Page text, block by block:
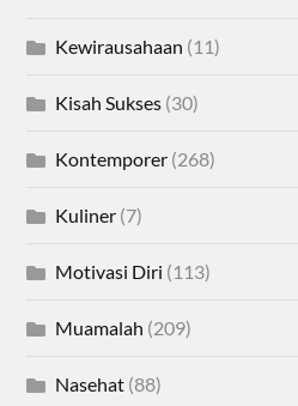
Kewirausahaan (11)
Kisah Sukses (30)
Kontemporer (268)
Kuliner (7)
Motivasi Diri (113)
Muamalah (209)
Nasehat (88)